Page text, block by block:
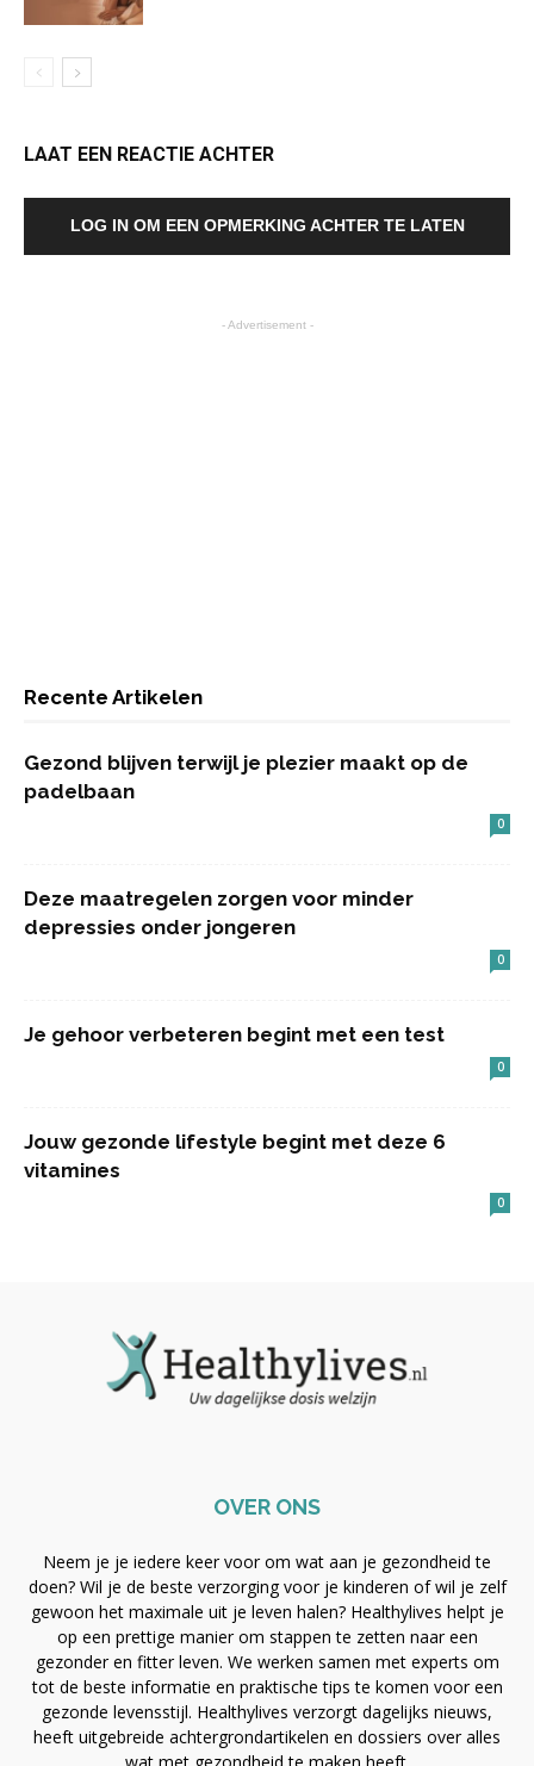
LAAT EEN REACTIE ACHTER
LOG IN OM EEN OPMERKING ACHTER TE LATEN
- Advertisement -
Recente Artikelen
Gezond blijven terwijl je plezier maakt op de
padelbaan
0
Deze maatregelen zorgen voor minder
depressies onder jongeren
0
Je gehoor verbeteren begint met een test
0
Jouw gezonde lifestyle begint met deze 6
vitamines
0
OVER ONS
Neem je je iedere keer voor om wat aan je gezondheid te
doen? Wil je de beste verzorging voor je kinderen of wil je zelf
gewoon het maximale uit je leven halen? Healthylives helpt je
op een prettige manier om stappen te zetten naar een
gezonder en fitter leven. We werken samen met experts om
tot de beste informatie en praktische tips te komen voor een
gezonde levensstijl. Healthylives verzorgt dagelijks nieuws,
heeft uitgebreide achtergrondartikelen en dossiers over alles
wat met gezondheid te maken heeft.